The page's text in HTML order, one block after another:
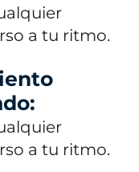
a tu ritmo.
a tu ritmo.